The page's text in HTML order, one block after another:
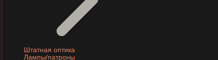
Штатная оптика
Лампы/патроны